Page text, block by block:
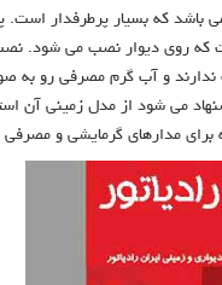
باشد که بسیار پرطرفدار
روی دیوار نصب می شود.
ندارند و آب گرم مصرفی رو
می شود از مدل زمینی آن
مدارهای گرمایشی و مصرفی